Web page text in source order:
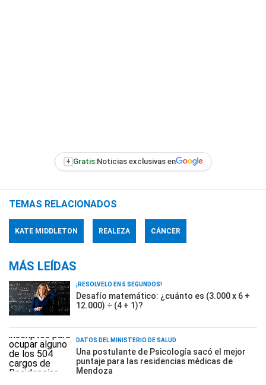
+ Gratis:Noticias exclusivas en
TEMAS RELACIONADOS
KATE MIDDLETON REALEZA CÁNCER
MÁS LEÍDAS
¡RESOLVELO EN 5 SEGUNDOS!
Desafío matemático: ¿cuánto es (3.000 x 6 +
12.000) ÷ (4 + 1)?
DATOS DEL MINISTERIO DE SALUD
Una postulante de Psicología sacó el mejor
puntaje para las residencias médicas de
Mendoza